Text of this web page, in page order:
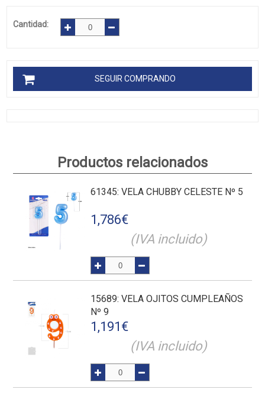
Cantidad:
SEGUIR COMPRANDO
Productos relacionados
61345: VELA CHUBBY CELESTE Nº 5
1,786€
(IVA incluido)
15689: VELA OJITOS CUMPLEAÑOS
Nº 9
1,191 €
(IVA incluido)